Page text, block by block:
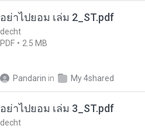
อย่าไปยอม เล่ม 2_ST.pdf
decht
PDF
2.5 MB
Pandarin in My 4shared
อย่าไปยอม เล่ม 3_ST.pdf
decht